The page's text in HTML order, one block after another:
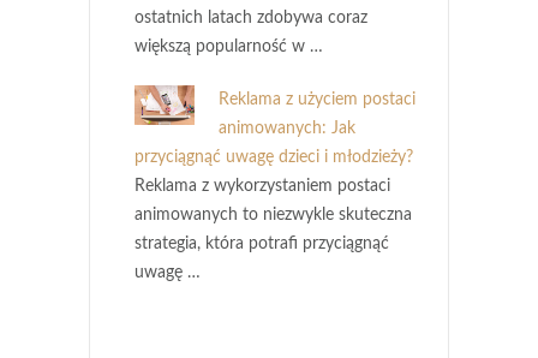
ostatnich latach zdobywa coraz
większą popularność w …
Reklama z użyciem postaci
animowanych: Jak
przyciągnąć uwagę dzieci i młodzieży?
Reklama z wykorzystaniem postaci
animowanych to niezwykle skuteczna
strategia, która potrafi przyciągnąć
uwagę …